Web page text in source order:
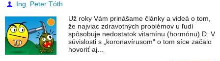
Ing. Peter Tóth
Už roky Vám prinášame články a videá o tom,
že najviac zdravotných problémov u ľudí
spôsobuje nedostatok vitamínu (hormónu) D. V
súvislosti s „koronavírusom“ o tom síce začalo
hovoriť aj…